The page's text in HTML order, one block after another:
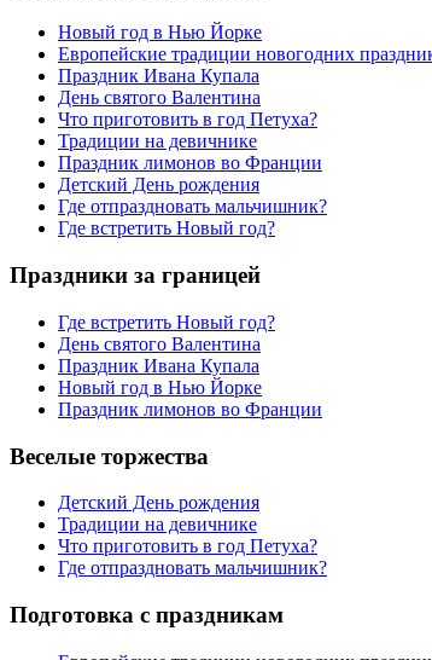
Новый год в Нью Йорке
Европейские традиции новогодних
Праздник Ивана Купала
День святого Валентина
Что приготовить в год Петуха?
Традиции на девичнике
Праздник лимонов во Франции
Детский День рождения
Где отпраздновать мальчишник?
Где встретить Новый год?
Праздники за границей
Где встретить Новый год?
День святого Валентина
Праздник Ивана Купала
Новый год в Нью Йорке
Праздник лимонов во Франции
Веселые торжества
Детский День рождения
Традиции на девичнике
Что приготовить в год Петуха?
Где отпраздновать мальчишник?
Подготовка с праздникам